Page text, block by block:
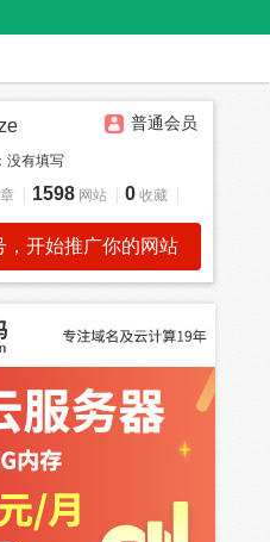
普通会员
没有填写
1598 网站 0 收藏
，开始推广你的网站